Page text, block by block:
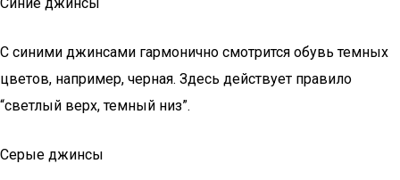
С синими джинсами гармонично смотрится обувь темных
цветов, например, черная. Здесь действует правило
“светлый верх, темный низ”.
Серые джинсы